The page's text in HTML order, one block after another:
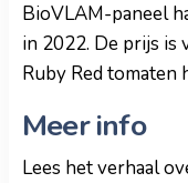
BioVLAM-paneel
in 2022. De prijs is
Ruby Red
Meer info
Lees het verhaal